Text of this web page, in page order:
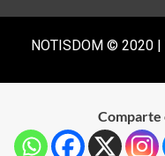
NOTISDOM © 2020
Comparte